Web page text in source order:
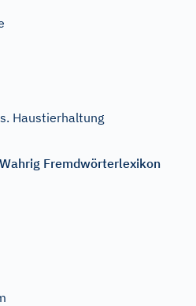
Haustierhaltung
Fremdwörterlexikon